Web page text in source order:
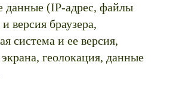
данные (IP-адрес, файлы
версия браузера,
система и ее версия,
геолокация, данные